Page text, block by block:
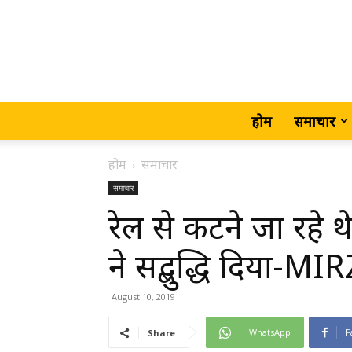
होम समाचार
होम समाचार
समाचार
रेल से कटने जा रहे थे
ने सद्बुद्धि दिया-
August 10, 2019
Share WhatsApp